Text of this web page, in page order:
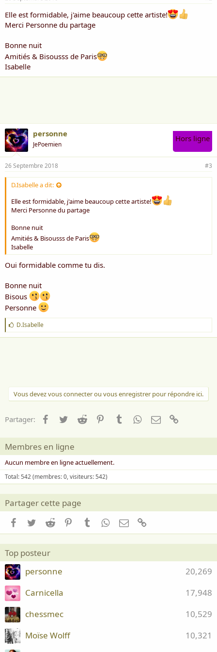
Elle est formidable, j'aime beaucoup cette artiste!
Merci Personne du partage
Bonne nuit
Amitiés & Bisousss de Paris
Isabelle
personne
JePoemien
Hors ligne
26 Septembre 2018 #3
D.Isabelle a dit:
Elle est formidable, j'aime beaucoup cette artiste!
Merci Personne du partage
Bonne nuit
Amitiés & Bisousss de Paris
Isabelle
Oui formidable comme tu dis.
Bonne nuit
Bisous
Personne
J
'
a
D.Isabelle
Vous devez vous connecter ou vous enregistrer pour répondre ici.
Partager: Facebook
TwitterReddit PinterestTumblrWhatsApp
Email
Membres en ligne
Aucun membre en ligne actuellement.
Total: 542 (membres: 0, visiteurs: 542)
Partager cette page
Facebook
TwitterReddit PinterestTumblrWhatsApp
Email
Top posteur
20,269
personne
17,948
Carnicella
10,529
chessmec
10,321
Moïse Wolff